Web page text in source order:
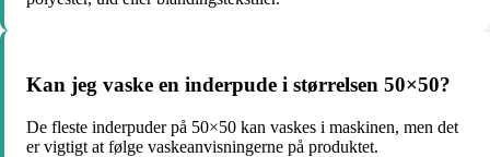
Kan jeg vaske en inderpude i størrelsen 50×50?
De fleste inderpuder på 50×50 kan vaskes i maskinen, men det
er vigtigt at følge vaskeanvisningerne på produktet.